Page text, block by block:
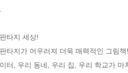
타지 세상!
타지가 어우러져 더욱 매력적인 그림책!
터, 우리 동네, 우리 집, 우리 학교가